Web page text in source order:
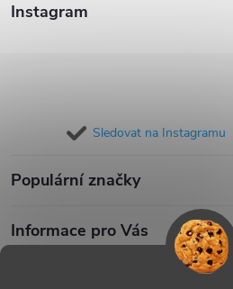
Instagram
Sledovat na Instagramu
Populární značky
Informace pro Vás